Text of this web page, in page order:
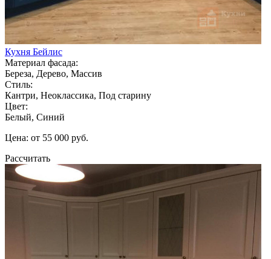
Кухня Бейлис
Материал фасада:
Береза, Дерево, Массив
Стиль:
Кантри, Неоклассика, Под старину
Цвет:
Белый, Синий
Цена: от 55 000 руб.
Рассчитать